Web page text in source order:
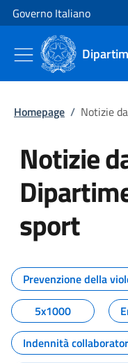
Vai al contenuto
Vai alla navigazione del sito
Governo Italiano
Homepage / Notizie
Notizie
sport
Tutti i
Prevenzione della
5x1000
Indennità